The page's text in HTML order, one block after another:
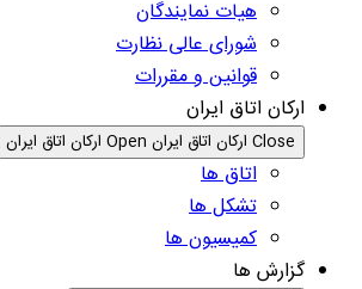
هیات نمایندگان
شورای عالی نظارت
قوانین و مقررات
ارکان اتاق ایران
Close ارکان اتاق ایران Open ارکان اتاق ایران
اتاق ها
تشکل ها
کمیسیون ها
گزارش ها